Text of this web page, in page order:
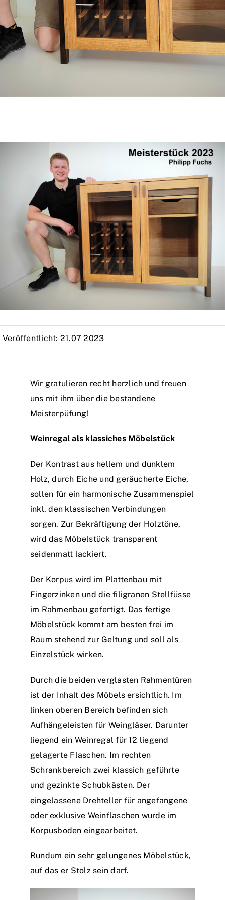
Veröffentlicht: 21.07 2023
Wir gratulieren recht herzlich und freuen
uns mit ihm über die bestandene
Meisterpüfung!
Weinregal als klassiches Möbelstück
Der Kontrast aus hellem und dunklem
Holz, durch Eiche und geräucherte Eiche,
sollen für ein harmonische Zusammenspiel
inkl. den klassischen Verbindungen
sorgen. Zur Bekräftigung der Holztöne,
wird das Möbelstück transparent
seidenmatt lackiert.
Der Korpus wird im Plattenbau mit
Fingerzinken und die filigranen Stellfüsse
im Rahmenbau gefertigt. Das fertige
Möbelstück kommt am besten frei im
Raum stehend zur Geltung und soll als
Einzelstück wirken.
Durch die beiden verglasten Rahmentüren
ist der Inhalt des Möbels ersichtlich. Im
linken oberen Bereich befinden sich
Aufhängeleisten für Weingläser. Darunter
liegend ein Weinregal für 12 liegend
gelagerte Flaschen. Im rechten
Schrankbereich zwei klassich geführte
und gezinkte Schubkästen. Der
eingelassene Drehteller für angefangene
oder exklusive Weinflaschen wurde im
Korpusboden eingearbeitet.
Rundum ein sehr gelungenes Möbelstück,
auf das er Stolz sein darf.